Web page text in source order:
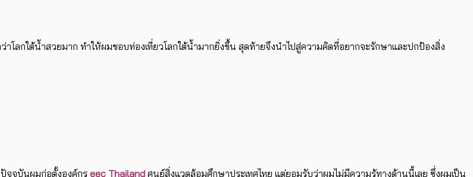
าโลกใต้น้ำสวยมาก ทำให้ผมชอบท่องเที่ยวโลกใต้น้ำมากยิ่งขึ้น สุดท้ายจึงนำไปสู่ความคิดที่อยากจะรักษาและปกป้องสิ่ง
จจุบันผมก่อตั้งองค์กร eec Thailand ศูนย์สิ่งแวดล้อมศึกษาประเทศไทย แต่ยอมรับว่าผมไม่มีความรู้ทางด้านนี้เลย ซึ่งผมเป็น